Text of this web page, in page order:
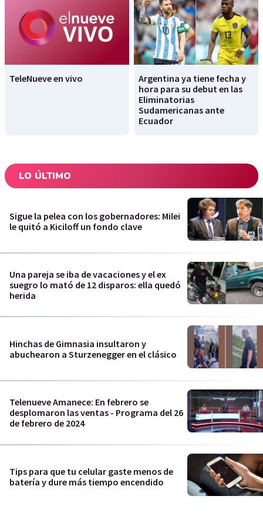
TeleNueve en vivo
Argentina ya tiene fecha y
hora para su debut en las
Eliminatorias
Sudamericanas ante
Ecuador
LO ÚLTIMO
Sigue la pelea con los gobernadores: Milei
le quitó a Kiciloff un fondo clave
Una pareja se iba de vacaciones y el ex
suegro lo mató de 12 disparos: ella quedó
herida
Hinchas de Gimnasia insultaron y
abuchearon a Sturzenegger en el clásico
Telenueve Amanece: En febrero se
desplomaron las ventas - Programa del 26
de febrero de 2024
Tips para que tu celular gaste menos de
batería y dure más tiempo encendido